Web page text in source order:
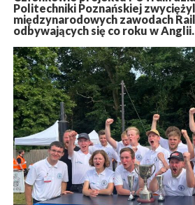
Politechniki Poznańskiej
międzynarodowych zawodach
odbywających się co roku w Anglii.